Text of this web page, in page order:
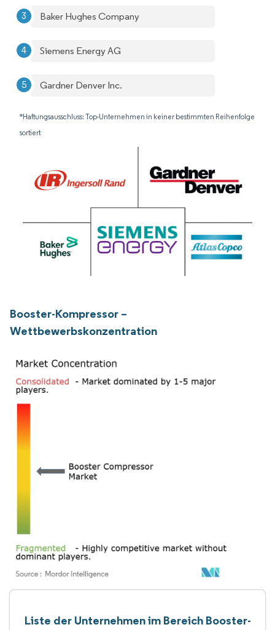
Baker Hughes Company
Siemens Energy AG
Gardner Denver Inc.
*Haftungsausschluss: Top-Unternehmen in keiner bestimmten Reihenfolge
sortiert
Booster-Kompressor –
Wettbewerbskonzentration
Liste der Unternehmen im Bereich Booster-